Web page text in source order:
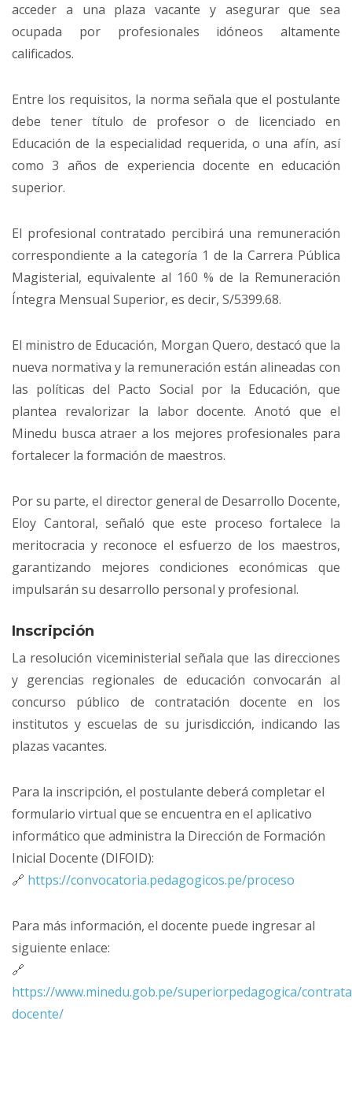
acceder a una plaza vacante y asegurar que sea
ocupada por profesionales idóneos altamente
calificados.
Entre los requisitos, la norma señala que el postulante
debe tener título de profesor o de licenciado en
Educación de la especialidad requerida, o una afín, así
como 3 años de experiencia docente en educación
superior.
El profesional contratado percibirá una remuneración
correspondiente a la categoría 1 de la Carrera Pública
Magisterial, equivalente al 160 % de la Remuneración
Íntegra Mensual Superior, es decir, S/5399.68.
El ministro de Educación, Morgan Quero, destacó que la
nueva normativa y la remuneración están alineadas con
las políticas del Pacto Social por la Educación, que
plantea revalorizar la labor docente. Anotó que el
Minedu busca atraer a los mejores profesionales para
fortalecer la formación de maestros.
Por su parte, el director general de Desarrollo Docente,
Eloy Cantoral, señaló que este proceso fortalece la
meritocracia y reconoce el esfuerzo de los maestros,
garantizando mejores condiciones económicas que
impulsarán su desarrollo personal y profesional.
Inscripción
La resolución viceministerial señala que las direcciones
y gerencias regionales de educación convocarán al
concurso público de contratación docente en los
institutos y escuelas de su jurisdicción, indicando las
plazas vacantes.
Para la inscripción, el postulante deberá completar el
formulario virtual que se encuentra en el aplicativo
informático que administra la Dirección de Formación
Inicial Docente (DIFOID):
🔗 https://convocatoria.pedagogicos.pe/proceso
Para más información, el docente puede ingresar al
siguiente enlace:
🔗
https://www.minedu.gob.pe/superiorpedagogica/
docente/